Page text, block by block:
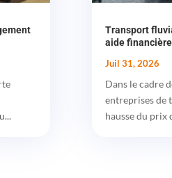
Transport
aide
Juil 31, 2026
Dans le cadre
entreprises de
hausse du prix